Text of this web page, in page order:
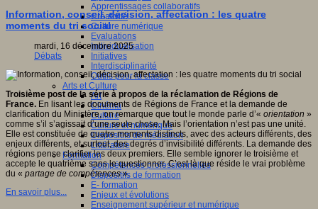
Apprentissages collaboratifs
Créativité
Culture numérique
Evaluations
Individualisation
Initiatives
Interdisciplinarité
Outils pour la classe
Arts et Culture
Art
Cinéma
Culture
Culture et numérique
Dispositifs de médiation
Littérature
Formation
Compétences professionnelles
Dispositifs de formation
E- formation
Enjeux et évolutions
Enseignement supérieur et numérique
Information, conseil, décision, affectation : les quatre
moments du tri social
mardi, 16 décembre 2025
Débats
Troisième post de la série à propos de la réclamation de Régions de
France. En lisant les documents de Régions de France et la demande de
clarification du Ministère, on remarque que tout le monde parle d’« orientation »
comme s’il s’agissait d’une seule chose. Mais l’orientation n’est pas une unité.
Elle est constituée de quatre moments distincts, avec des acteurs différents, des
enjeux différents, et surtout, des degrés d’invisibilité différents. La demande des
régions pense clarifier les deux premiers. Elle semble ignorer le troisième et
accepte le quatrième sans le questionner. C’est là que réside le vrai problème
du « partage de compétences».
En savoir plus...